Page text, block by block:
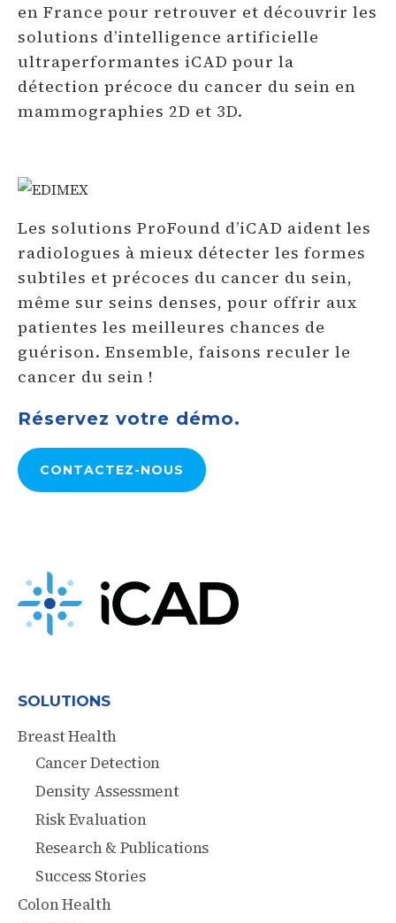
en France pour retrouver et découvrir les
solutions d’intelligence artificielle
ultraperformantes iCAD pour la
détection précoce du cancer du sein en
mammographies 2D et 3D.
Les solutions ProFound d’iCAD aident les
radiologues à mieux détecter les formes
subtiles et précoces du cancer du sein,
même sur seins denses, pour offrir aux
patientes les meilleures chances de
guérison. Ensemble, faisons reculer le
cancer du sein !
Réservez votre démo.
CONTACTEZ-NOUS
SOLUTIONS
Breast Health
Cancer Detection
Density Assessment
Risk Evaluation
Research & Publications
Success Stories
Colon Health